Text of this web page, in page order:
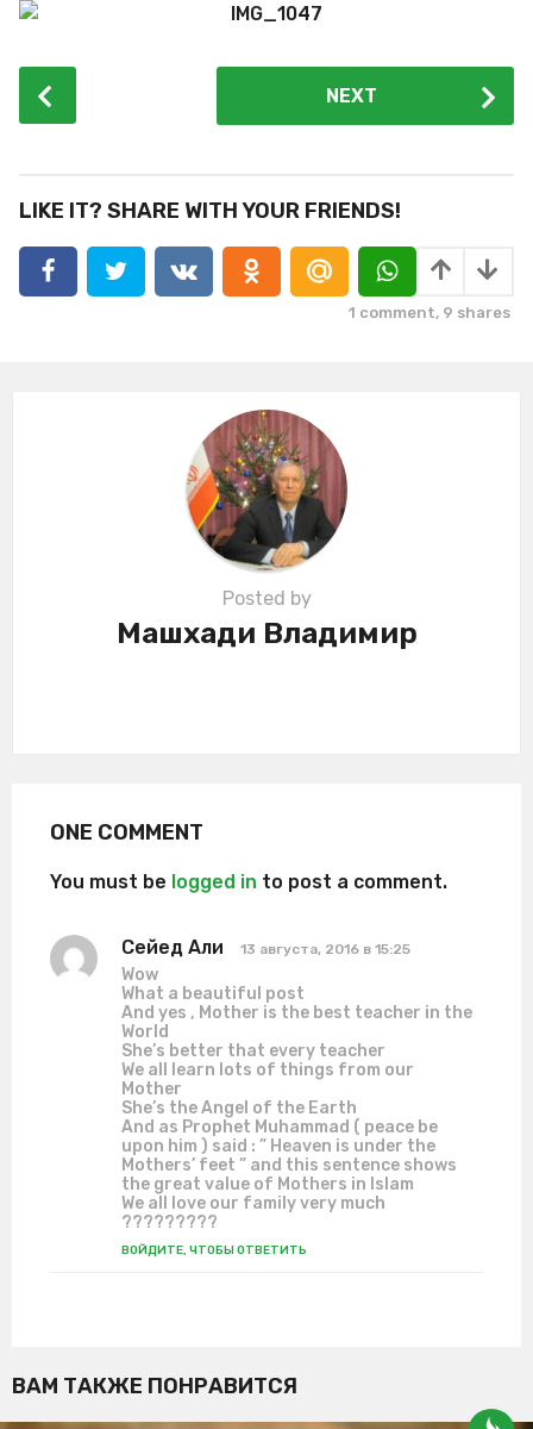
o
P
i
NEXT
LIKE IT? SHARE WITH YOUR FRIENDS!
1 comment, 9 shares
Posted by
Машхади Владимир
ONE COMMENT
You must be logged in to post a comment.
Сейед Али 13 августа, 2016 в 15:25
Wow
What a beautiful post
And yes , Mother is the best teacher in the
World
She’s better that every teacher
We all learn lots of things from our
Mother
She’s the Angel of the Earth
And as Prophet Muhammad ( peace be
upon him ) said : ” Heaven is under the
Mothers’ feet ” and this sentence shows
the great value of Mothers in Islam
We all love our family very much
?????????
ВОЙДИТЕ, ЧТОБЫ ОТВЕТИТЬ
ВАМ ТАКЖЕ ПОНРАВИТСЯ